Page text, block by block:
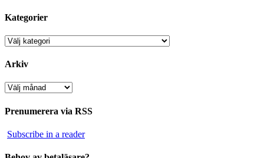
Kategorier
Kategorier
Arkiv
Arkiv
Prenumerera via RSS
Subscribe in a reader